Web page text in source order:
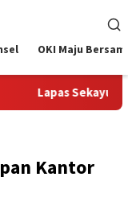
OKI Maju
Berikan Materi Dasar
Kantor